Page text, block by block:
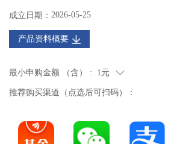
成立日期： 2026-05-25
产品资料概要
最小申购金额 （含） : 1元
推荐购买渠道（点选后可扫码）：